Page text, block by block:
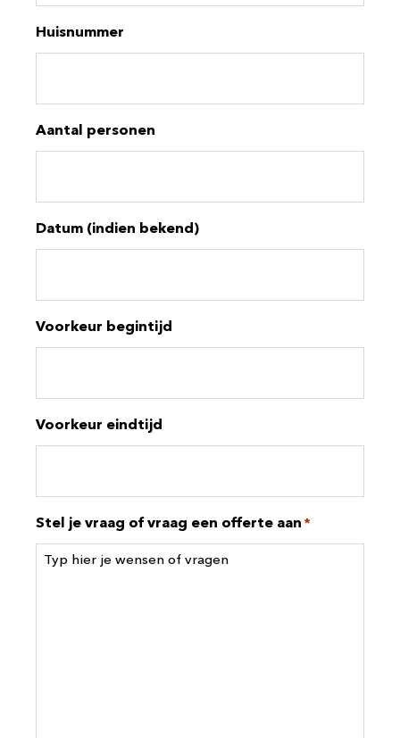
Huisnummer
Aantal personen
Datum (indien bekend)
Voorkeur begintijd
Voorkeur eindtijd
Stel je vraag of vraag een offerte aan *